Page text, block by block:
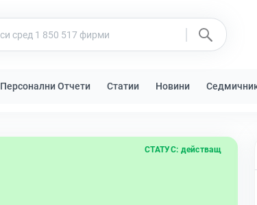
Персонални Отчети Статии Новини
СТАТУС: действащ